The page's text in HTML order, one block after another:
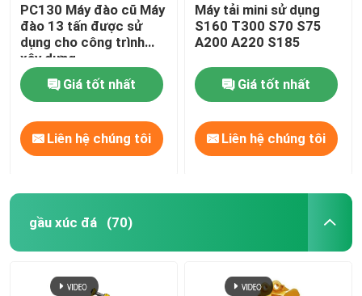
PC130 Máy đào cũ Máy
đào 13 tấn được sử
dụng cho công trình
xây dựng
Giá tốt nhất
Liên hệ chúng tôi
Máy tải mini sử dụng
S160 T300 S70 S75
A200 A220 S185
Giá tốt nhất
Liên hệ chúng tôi
gầu xúc đá (70)